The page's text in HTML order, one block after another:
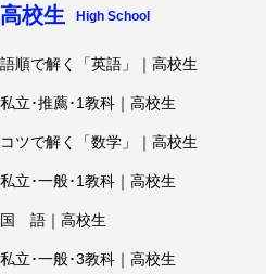
高校生 High School
語順で解く「英語」｜高校生
私立･推薦･1教科｜高校生
コツで解く「数学」｜高校生
私立･一般･1教科｜高校生
国 語｜高校生
私立･一般･3教科｜高校生